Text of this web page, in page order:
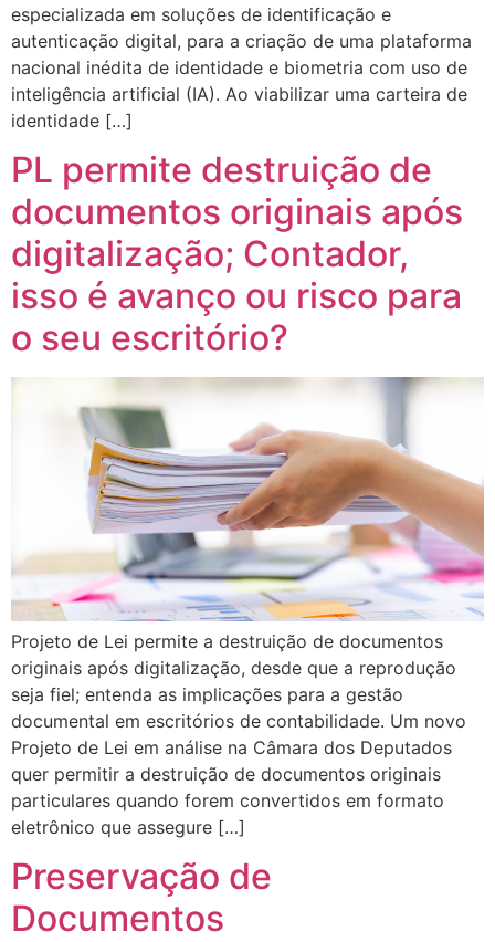
especializada em soluções de identificação e
autenticação digital, para a criação de uma plataforma
nacional inédita de identidade e biometria com uso de
inteligência artificial (IA). Ao viabilizar uma carteira de
identidade […]
PL permite destruição de
documentos originais após
digitalização; Contador,
isso é avanço ou risco para
o seu escritório?
Projeto de Lei permite a destruição de documentos
originais após digitalização, desde que a reprodução
seja fiel; entenda as implicações para a gestão
documental em escritórios de contabilidade. Um novo
Projeto de Lei em análise na Câmara dos Deputados
quer permitir a destruição de documentos originais
particulares quando forem convertidos em formato
eletrônico que assegure […]
Preservação de
Documentos